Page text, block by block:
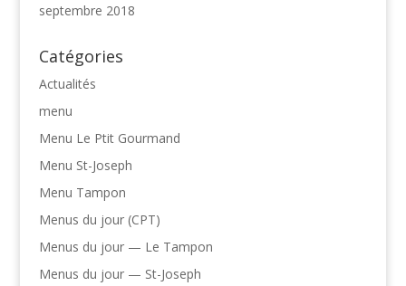
septembre 2018
Catégories
Actualités
menu
Menu Le Ptit Gourmand
Menu St-Joseph
Menu Tampon
Menus du jour (CPT)
Menus du jour — Le Tampon
Menus du jour — St-Joseph